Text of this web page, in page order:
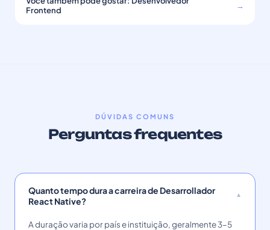
Frontend
→
DÚVIDAS COMUNS
Perguntas frequentes
Quanto tempo dura a carreira de Desarrollador
React Native?
A duração varia por país e instituição, geralmente 3–5